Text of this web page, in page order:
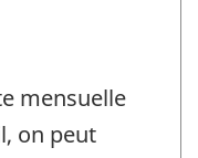
mensuelle
on peut